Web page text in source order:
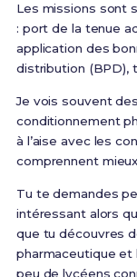
Les missions sont
: port de la tenue
application des
distribution (BPD),
Je vois souvent
conditionnement
à l’aise avec les
comprennent
Tu te demandes
intéressant alors
que tu découvres
pharmaceutique et
peu de lycéens